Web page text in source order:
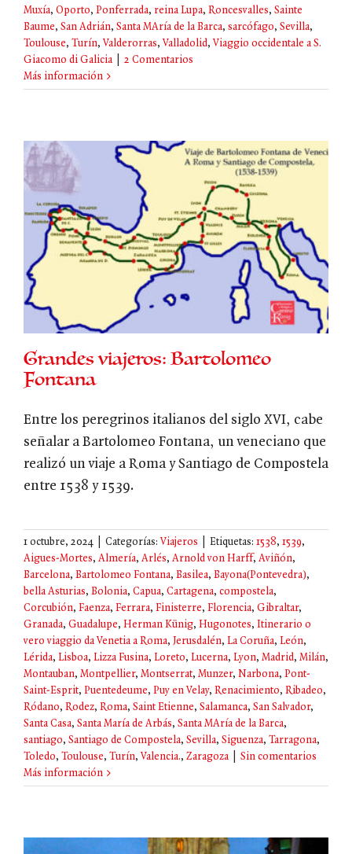
Muxía, Oporto, Ponferrada, reina Lupa, Roncesvalles, Sainte
Baume, San Adrián, Santa MAría de la Barca, sarcófago, Sevilla,
Toulouse, Turín, Valderorras, Valladolid, Viaggio occidentale a S.
Giacomo di Galicia
2 Comentarios
Más información
Grandes viajeros: Bartolomeo
Fontana
Entre los peregrinos italianos del siglo XVI, cabe
señalar a Bartolomeo Fontana, un veneciano que
realizó un viaje a Roma y Santiago de Compostela
entre 1538 y 1539.
1 octubre, 2024 Categorías: Viajeros Etiquetas: 1538, 1539,
Aigues-Mortes, Almería, Arlés, Arnold von Harff, Aviñón,
Barcelona, Bartolomeo Fontana, Basilea, Bayona(Pontevedra),
bella Asturias, Bolonia, Capua, Cartagena, compostela,
Corcubión, Faenza, Ferrara, Finisterre, Florencia, Gibraltar,
Granada, Guadalupe, Herman Künig, Hugonotes, Itinerario o
vero viaggio da Venetia a Roma, Jerusdalén, La Coruña, León,
Lérida, Lisboa, Lizza Fusina, Loreto, Lucerna, Lyon, Madrid, Milán,
Montauban, Montpellier, Montserrat, Munzer, Narbona, Pont-
Saint-Esprit, Puentedeume, Puy en Velay, Renacimiento, Ribadeo,
Ródano, Rodez, Roma, Saint Etienne, Salamanca, San Salvador,
Santa Casa, Santa María de Arbás, Santa MAría de la Barca,
santiago, Santiago de Compostela, Sevilla, Siguenza, Tarragona,
Toledo, Toulouse, Turín, Valencia., Zaragoza
Sin comentarios
Más información